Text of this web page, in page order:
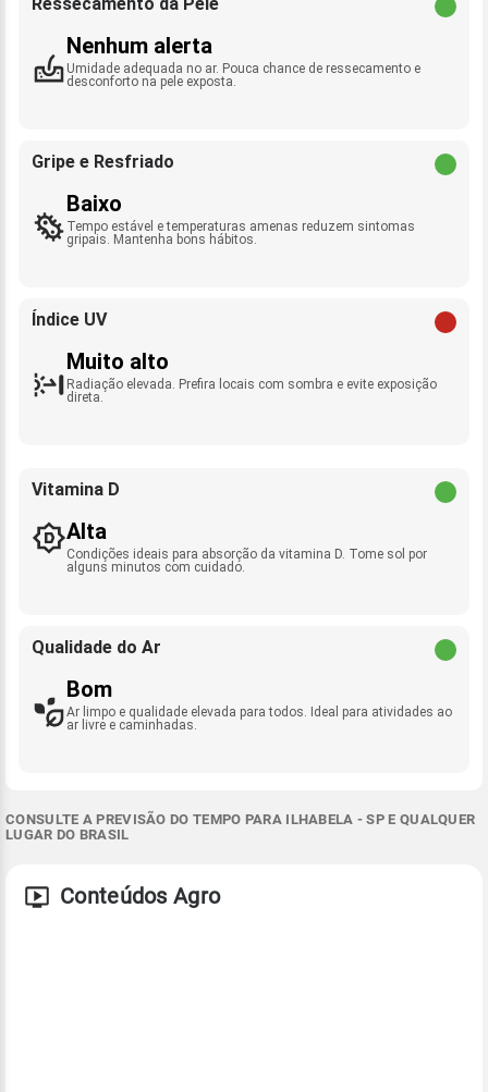
Nenhum alerta
Umidade adequada no ar. Pouca chance de ressecamento e
desconforto na pele exposta.
Gripe e Resfriado
Baixo
Tempo estável e temperaturas amenas reduzem sintomas
gripais. Mantenha bons hábitos.
Índice UV
Muito alto
Radiação elevada. Prefira locais com sombra e evite exposição
direta.
Vitamina D
Alta
Condições ideais para absorção da vitamina D. Tome sol por
alguns minutos com cuidado.
Qualidade do Ar
Bom
Ar limpo e qualidade elevada para todos. Ideal para atividades ao
ar livre e caminhadas.
CONSULTE A PREVISÃO DO TEMPO PARA ILHABELA - SP E QUALQUER
LUGAR DO BRASIL
Conteúdos Agro